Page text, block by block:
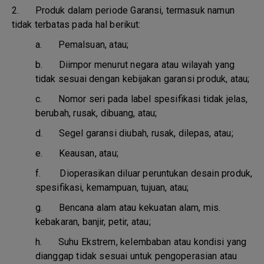
2. Produk dalam periode Garansi, termasuk namun
tidak terbatas pada hal berikut:
a. Pemalsuan, atau;
b. Diimpor menurut negara atau wilayah yang
tidak sesuai dengan kebijakan garansi produk, atau;
c. Nomor seri pada label spesifikasi tidak jelas,
berubah, rusak, dibuang, atau;
d. Segel garansi diubah, rusak, dilepas, atau;
e. Keausan, atau;
f. Dioperasikan diluar peruntukan desain produk,
spesifikasi, kemampuan, tujuan, atau;
g. Bencana alam atau kekuatan alam, mis.
kebakaran, banjir, petir, atau;
h. Suhu Ekstrem, kelembaban atau kondisi yang
dianggap tidak sesuai untuk pengoperasian atau